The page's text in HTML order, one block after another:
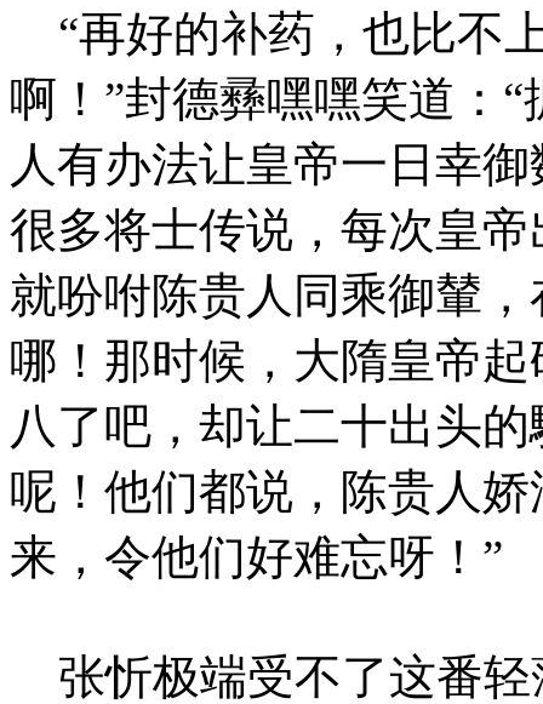
“再好的补药，也比不
啊！”封德彞嘿嘿笑道：
人有办法让皇帝一日幸
很多将士传说，每次皇
就吩咐陈贵人同乘御輦
哪！那时候，大隋皇帝
八了吧，却让二十出头
呢！他们都说，陈贵人
来，令他们好难忘呀！”
张忻极端受不了这番轻